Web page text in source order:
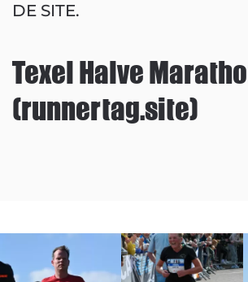
DE SITE.
Texel Halve
(runnertag.site)